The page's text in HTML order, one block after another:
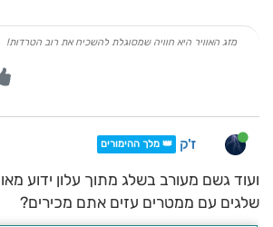
מזג האוויר היא חוויה שמסוגלת להשכיח את רוב הטרדות!
ז'ק 👑 מלך ההימורים
ועוד גשם מעורב בשלג מתוך עלון ידוע
שלגים עם ממטרים עזים אתם מכירים?